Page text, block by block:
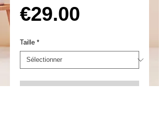
€29.00
Taille *